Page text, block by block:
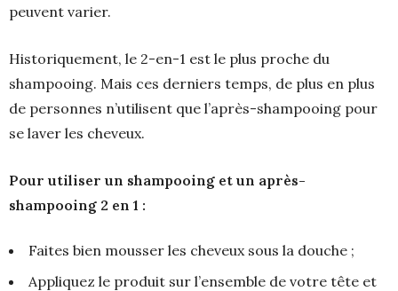
peuvent varier.
Historiquement, le 2-en-1 est le plus proche du
shampooing. Mais ces derniers temps, de plus en plus
de personnes n’utilisent que l’après-shampooing pour
se laver les cheveux.
Pour utiliser un shampooing et un après-
shampooing 2 en 1 :
Faites bien mousser les cheveux sous la douche ;
Appliquez le produit sur l’ensemble de votre tête et